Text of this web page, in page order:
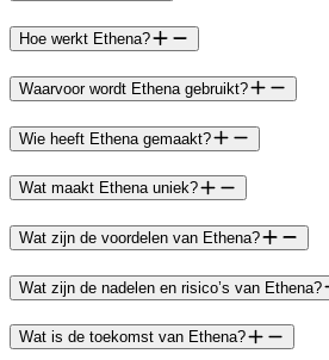
Hoe werkt Ethena?
Waarvoor wordt Ethena gebruikt?
Wie heeft Ethena gemaakt?
Wat maakt Ethena uniek?
Wat zijn de voordelen van Ethena?
Wat zijn de nadelen en risico’s van Ethena?
Wat is de toekomst van Ethena?